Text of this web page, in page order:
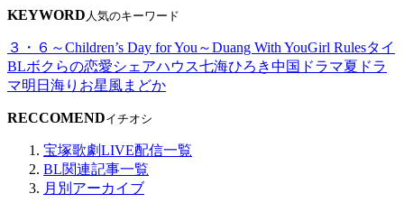
KEYWORD 人気のキーワード
３・６～Children’s Day for You～Duang With YouGirl Rulesタイ
BLボクらの恋愛シェアハウス七海ひろき中国ドラマ夏ドラ
マ明日海りお星風まどか
RECCOMENDイチオシ
宝塚歌劇LIVE配信一覧
BL関連記事一覧
月別アーカイブ